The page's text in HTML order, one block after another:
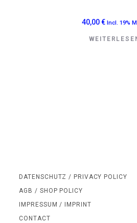
40,00€ Incl. 19%
DATENSCHUTZ / PRIVACY POLICY
AGB / SHOP POLICY
IMPRESSUM / IMPRINT
CONTACT